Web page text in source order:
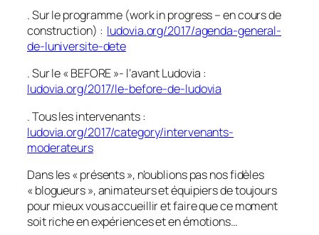
. Sur le programme (work in progress – en cours de
construction) : ludovia.org/2017/agenda-general-
de-luniversite-dete
. Sur le « BEFORE »- l’avant Ludovia :
ludovia.org/2017/le-before-de-ludovia
. Tous les intervenants :
ludovia.org/2017/category/intervenants-
moderateurs
Dans les « présents », n’oublions pas nos fidèles
« blogueurs », animateurs et équipiers de toujours
pour mieux vous accueillir et faire que ce moment
soit riche en expériences et en émotions…